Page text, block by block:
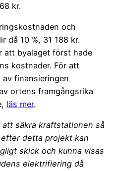
kr.
och
då 10 %, 31 188 kr.
att byalaget först hade
kostnader. För att
finansieringen
ortens framgångsrika
läs mer.
säkra kraftstationen så
detta projekt kan
skick och kunna visas
elektrifiering då